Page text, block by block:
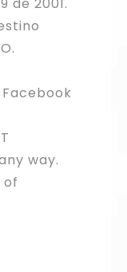
way.
of